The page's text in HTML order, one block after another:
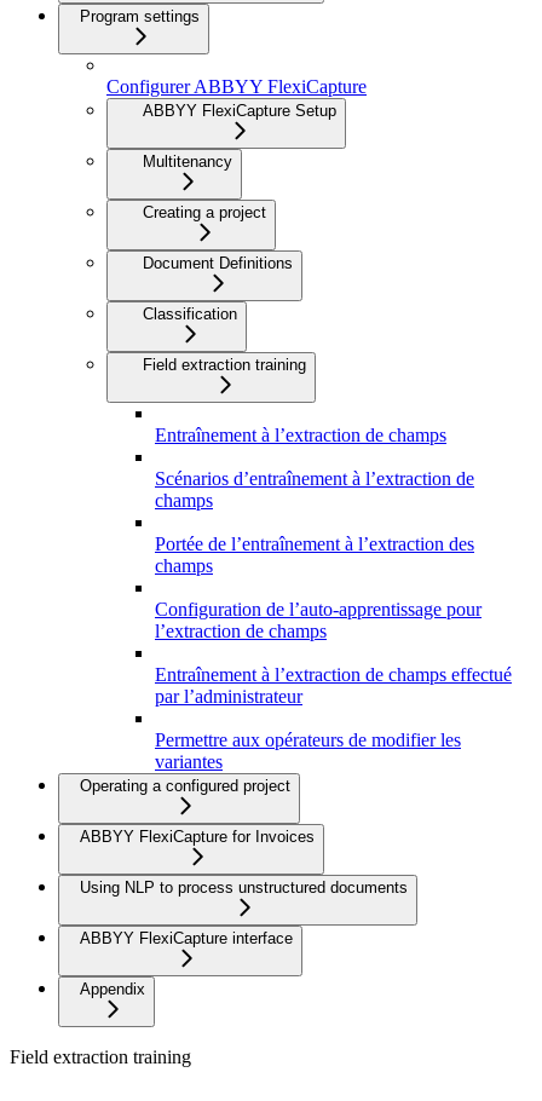
Program settings
Configurer ABBYY FlexiCapture
ABBYY FlexiCapture Setup
Multitenancy
Creating a project
Document Definitions
Classification
Field extraction training
Entraînement à l’extraction de champs
Scénarios d’entraînement à l’extraction de
champs
Portée de l’entraînement à l’extraction des
champs
Configuration de l’auto-apprentissage pour
l’extraction de champs
Entraînement à l’extraction de champs effectué
par l’administrateur
Permettre aux opérateurs de modifier les
variantes
Operating a configured project
ABBYY FlexiCapture for Invoices
Using NLP to process unstructured documents
ABBYY FlexiCapture interface
Appendix
Field extraction training